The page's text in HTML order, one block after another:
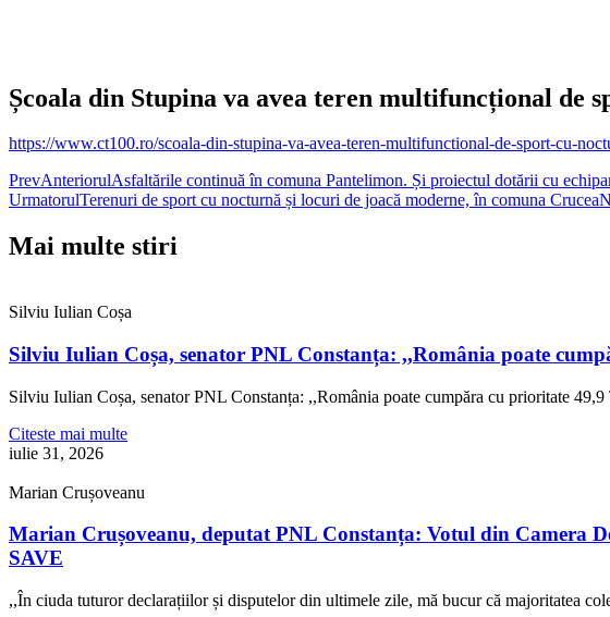
Școala din Stupina va avea teren multifuncțional de
https://www.ct100.ro/scoala-din-stupina-va-avea-teren-multifunctional-de-sport-cu-
PrevAnteriorulAsfaltările continuă în comuna Pantelimon. Și proiectul dotării cu
UrmatorulTerenuri de sport cu nocturnă și locuri de joacă moderne, în comuna Crucea
Mai multe stiri
Silviu Iulian Coșa
Silviu Iulian Coșa, senator PNL Constanța: ,,România poate
Silviu Iulian Coșa, senator PNL Constanța: ,,România poate cumpăra cu prioritate
Citeste mai multe
iulie 31, 2026
Marian Crușoveanu
Marian Crușoveanu, deputat PNL Constanța: Votul din Camera
SAVE
,,În ciuda tuturor declarațiilor și disputelor din ultimele zile, mă bucur că majoritatea